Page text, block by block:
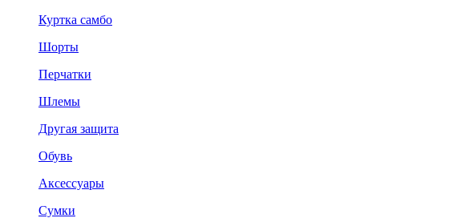
Куртка самбо
Шорты
Перчатки
Шлемы
Другая защита
Обувь
Аксессуары
Сумки